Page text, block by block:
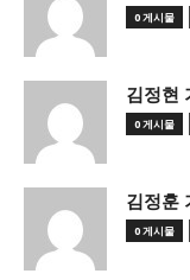
0 게시물
김정현
0 게시물
김정훈
0 게시물